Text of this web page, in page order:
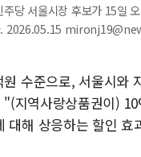
당 서울시장 후보가 15일
. 2026.05.15
수준으로, 서울시와
지역사랑상품권이)
대해 상응하는 할인